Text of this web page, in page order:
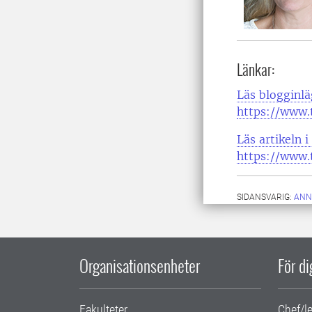
Länkar:
Läs
https://
Läs artikeln i
https://
SIDANSVARIG:
Organisationsenheter För